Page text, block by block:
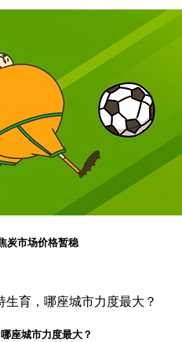
炭市场价格暂稳
座城市力度最大？